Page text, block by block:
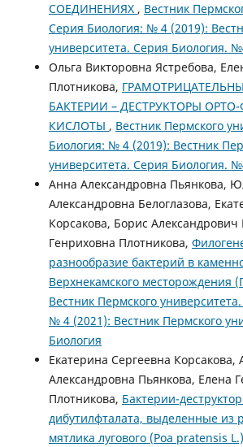
СОЕДИНЕНИЯХ , Вестник
Серия Биология: № 4 (2019):
университета. Серия Биология.
Ольга Викторовна Ястребова,
Плотникова,
БАКТЕРИИ – ДЕСТРУКТОРЫ
КИСЛОТЫ , Вестник Пермского
Биология: № 4 (2019): Вестник
университета. Серия Биология.
Анна Александровна Пьянкова,
Александровна Белоглазова,
Корсакова, Борис
Генриховна Плотникова,
разнообразие бактерий в
Верхнекамского месторождения
Вестник Пермского
№ 4 (2021): Вестник Пермского
Биология
Екатерина Сергеевна Корсакова,
Александровна Пьянкова, Елена
Плотникова, Бактерии-
дибутилфталата, выделенные из
мятлика лугового (Poa pratensis L.)